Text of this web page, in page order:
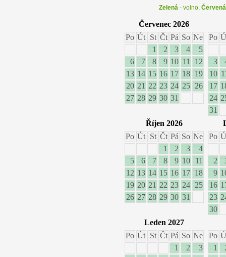
Zelená - volno, Červená
Červenec 2026
Po Út St Čt Pá So Ne
1
2 3 4
5
6
7 8 9 10 11
12
13 14 15 16 17 18
19
20 21 22 23 24 25
26
27 28 29 30 31
Po
3
10
17
24
31
Říjen 2026
Po Út St Čt Pá So Ne
1
2 3
4
5
6 7 8 9 10
11
12 13 14 15 16 17
18
19 20 21 22 23 24
25
26 27 28 29 30 31
Po
2
9
16
23
30
Leden 2027
Po Út St Čt Pá So Ne
1
2
3
Po
1